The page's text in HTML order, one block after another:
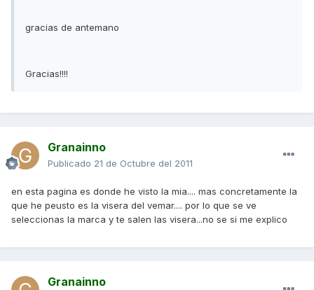
gracias de antemano
Gracias!!!!
Granainno
Publicado 21 de Octubre del 2011
en esta pagina es donde he visto la mia.... mas concretamente la
que he peusto es la visera del vemar.... por lo que se ve
seleccionas la marca y te salen las visera...no se si me explico
Granainno